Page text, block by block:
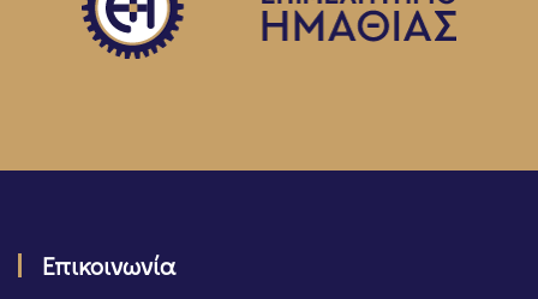
Επικοινωνία